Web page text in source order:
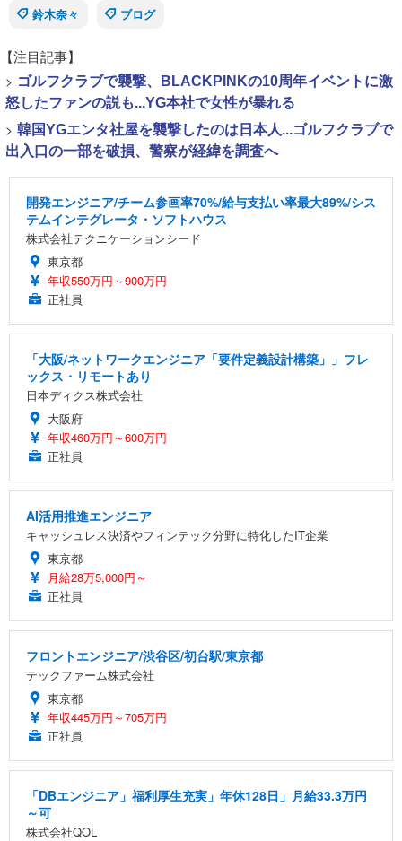
鈴木奈々
ブログ
【注目記事】
> ゴルフクラブで襲撃、BLACKPINKの10周年イベントに激
怒したファンの説も...YG本社で女性が暴れる
> 韓国YGエンタ社屋を襲撃したのは日本人...ゴルフクラブで
出入口の一部を破損、警察が経緯を調査へ
開発エンジニア/チーム参画率70%/給与支払い率最大89%/シス
テムインテグレータ・ソフトハウス
株式会社テクニケーションシード
東京都
年収550万円～900万円
正社員
「大阪/ネットワークエンジニア「要件定義設計構築」」フレ
ックス・リモートあり
日本ディクス株式会社
大阪府
年収460万円～600万円
正社員
AI活用推進エンジニア
キャッシュレス決済やフィンテック分野に特化したIT企業
東京都
月給28万5,000円～
正社員
フロントエンジニア/渋谷区/初台駅/東京都
テックファーム株式会社
東京都
年収445万円～705万円
正社員
「DBエンジニア」福利厚生充実」年休128日」月給33.3万円
～可
株式会社QOL